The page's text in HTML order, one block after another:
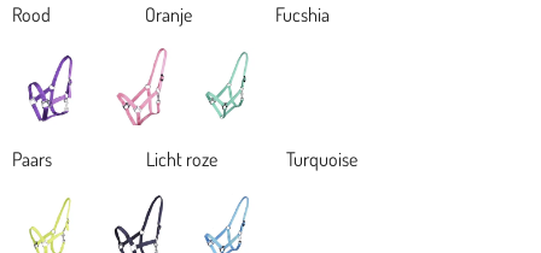
Rood Oranje Fucshia
Paars Licht roze Turquoise